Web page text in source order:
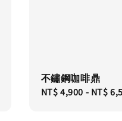
不鏽鋼咖啡鼎
Regular
NT$ 4,900 - NT$